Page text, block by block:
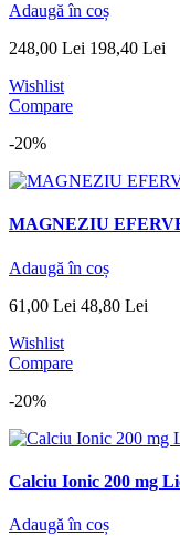
Adaugă în coș
248,00 Lei 198,40 Lei
Wishlist
Compare
-20%
MAGNEZIU
Adaugă în coș
61 ,00 Lei 48,80 Lei
Wishlist
Compare
-20%
Calciu Ionic 200 mg
Adaugă în coș